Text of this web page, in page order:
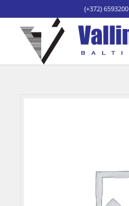
(+372) 6593200